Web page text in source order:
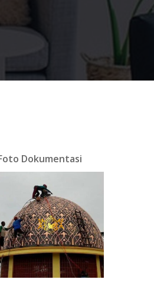
Dokumentasi